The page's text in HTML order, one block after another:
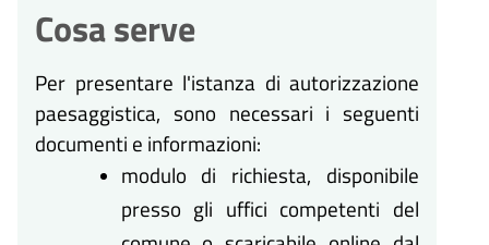
Cosa serve
Per presentare l'istanza di autorizzazione
paesaggistica, sono necessari i seguenti
documenti e informazioni:
modulo di richiesta, disponibile
presso gli uffici competenti del